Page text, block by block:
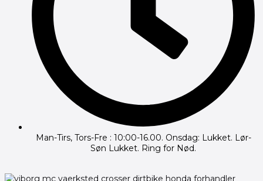
Man-Tirs, Tors-Fre : 10:00-16.00. Onsdag: Lukket. Lør-
Søn Lukket. Ring for Nød.